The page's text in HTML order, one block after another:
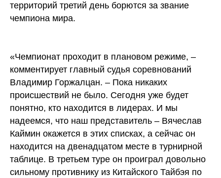
территорий третий день борются за звание
чемпиона мира.
«Чемпионат проходит в плановом режиме, –
комментирует главный судья соревнований
Владимир Горжалцан. – Пока никаких
происшествий не было. Сегодня уже будет
понятно, кто находится в лидерах. И мы
надеемся, что наш представитель – Вячеслав
Каймин окажется в этих списках, а сейчас он
находится на двенадцатом месте в турнирной
таблице. В третьем туре он проиграл довольно
сильному противнику из Китайского Тайбэя по